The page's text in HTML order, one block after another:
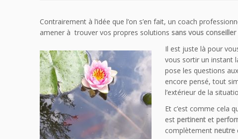
Contrairement à l’idée que l’on s’en fait, un coach
amener à trouver vos propres solutions sans vous conseiller
Il est juste là pour
vous sortir un instant
pose les questions
encore pensé, tout
l’extérieur de la
Et c’est comme cela
est pertinent et
complètement neutre